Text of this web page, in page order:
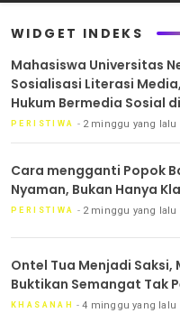
WIDGET INDEKS
Mahasiswa Universitas
Sosialisasi Literasi
Hukum Bermedia Sosial di
PERISTIWA 2 minggu yang lalu
Cara mengganti Popok
Nyaman, Bukan Hanya
PERISTIWA 2 minggu yang lalu
Ontel Tua Menjadi Saksi,
Buktikan Semangat Tak
KHASANAH 4 minggu yang lalu